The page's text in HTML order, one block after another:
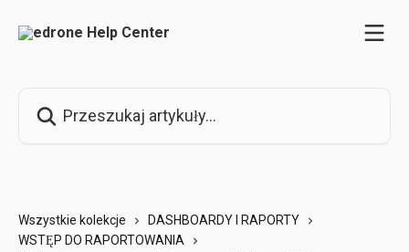
Wszystkie kolekcje
DASHBOARDY I RAPORTY
WSTĘP DO RAPORTOWANIA